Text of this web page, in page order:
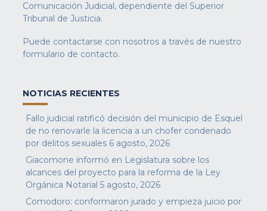
Comunicación Judicial, dependiente del Superior
Tribunal de Justicia.
Puede contactarse con nosotros a través de nuestro
formulario de contacto.
NOTICIAS RECIENTES
Fallo judicial ratificó decisión del municipio de Esquel
de no renovarle la licencia a un chofer condenado
por delitos sexuales 6 agosto, 2026
Giacomone informó en Legislatura sobre los
alcances del proyecto para la reforma de la Ley
Orgánica Notarial 5 agosto, 2026
Comodoro: conformaron jurado y empieza juicio por